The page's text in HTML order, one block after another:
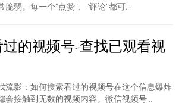
弱。每一个“点赞”、“评论”都可...
的视频号-查找已观看视
流影：如何搜索看过的视频号在这个信息爆炸
会接触到无数的视频内容。微信视频号...